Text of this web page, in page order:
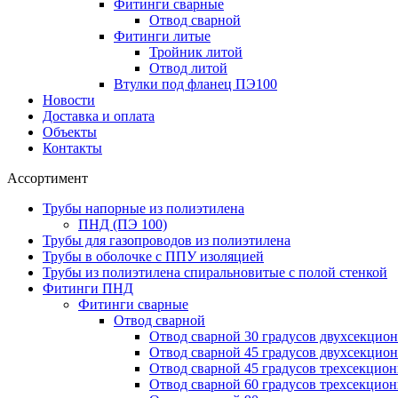
Фитинги сварные
Отвод сварной
Фитинги литые
Тройник литой
Отвод литой
Втулки под фланец ПЭ100
Новости
Доставка и оплата
Объекты
Контакты
Ассортимент
Трубы напорные из полиэтилена
ПНД (ПЭ 100)
Трубы для газопроводов из полиэтилена
Трубы в оболочке с ППУ изоляцией
Трубы из полиэтилена cпиральновитые с полой стенкой
Фитинги ПНД
Фитинги сварные
Отвод сварной
Отвод сварной 30 градусов
Отвод сварной 45 градусов
Отвод сварной 45 градусов
Отвод сварной 60 градусов